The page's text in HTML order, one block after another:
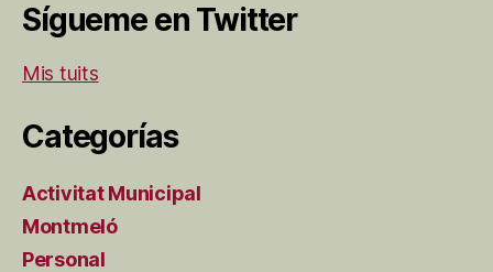
Sígueme en Twitter
Mis tuits
Categorías
Activitat Municipal
Montmeló
Personal